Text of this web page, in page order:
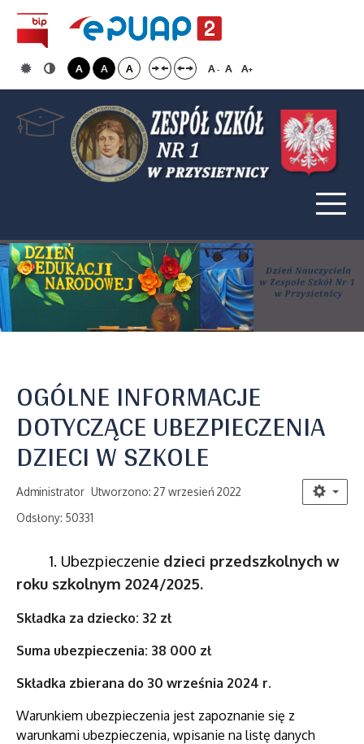
A A A A- A A+
OGÓLNE INFORMACJE
DOTYCZĄCE UBEZPIECZENIA
DZIECI W SZKOLE
Administrator Utworzono: 27 wrzesień 2022
Odsłony: 50331
1. Ubezpieczenie dzieci przedszkolnych w
roku szkolnym 2024/2025.
Składka za dziecko: 32 zł
Suma ubezpieczenia: 38 000 zł
Składka zbierana do 30 września 2024 r.
Warunkiem ubezpieczenia jest zapoznanie się z
warunkami ubezpieczenia, wpisanie na listę danych